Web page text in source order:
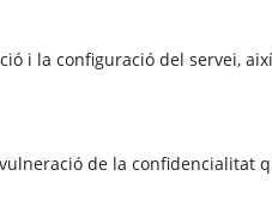
i la configuració del servei,
de la